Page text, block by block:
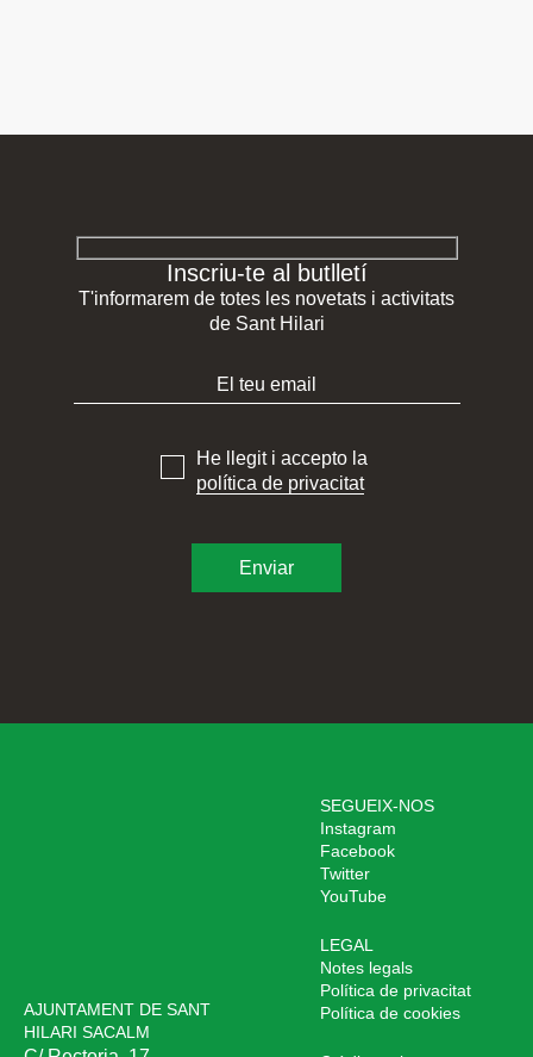
Inscriu-te al butlletí
T'informarem de totes les novetats i activitats
de Sant Hilari
He llegit i accepto la
política de privacitat
AJUNTAMENT DE SANT
HILARI SACALM
SEGUEIX-NOS
Instagram
Facebook
Twitter
YouTube
LEGAL
Notes legals
Política de privacitat
Política de cookies